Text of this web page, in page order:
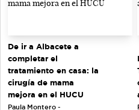
De ir a Albacete a
completar el
tratamiento en casa: la
cirugía de mama
mejora en el HUCU
Paula Montero -